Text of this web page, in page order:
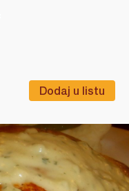
Dodaj u listu